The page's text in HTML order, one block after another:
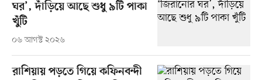
ঘর’, দাঁড়িয়ে আছে শুধু ৯টি পাকা
খুঁটি
০৬ আগস্ট ২০২৬
রাশিয়ায় পড়তে গিয়ে কফিনবন্দী